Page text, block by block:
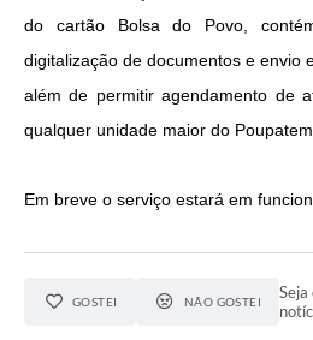
do cartão Bolsa do Povo,
digitalização de documentos e envio
além de permitir agendamento de
qualquer unidade maior do
Em breve o serviço estará em
GOSTEI NÃO GOSTEI